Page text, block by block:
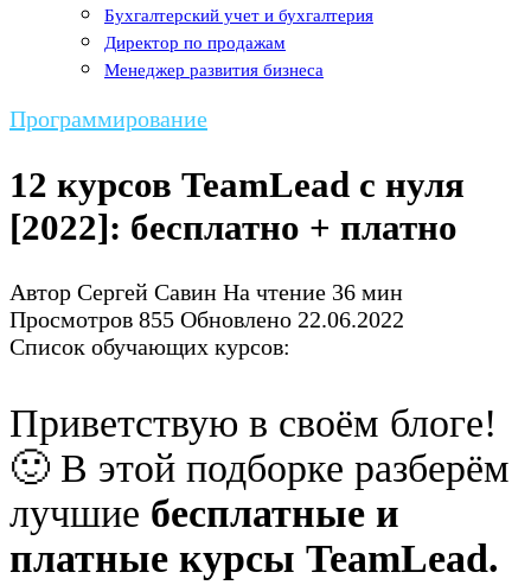
Бухгалтерский учет и бухгалтерия
Директор по продажам
Менеджер развития бизнеса
Программирование
12 курсов TeamLead с нуля
[2022]: бесплатно + платно
Автор Сергей Савин На чтение 36 мин
Просмотров 855 Обновлено 22.06.2022
Список обучающих курсов:
Приветствую в своём блоге!
🙂 В этой подборке разберём
лучшие бесплатные и
платные курсы TeamLead.